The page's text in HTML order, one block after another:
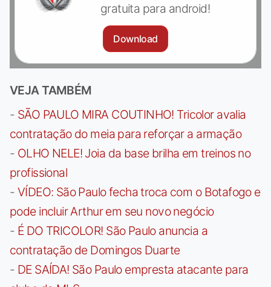
gratuita para android!
Download
VEJA TAMBÉM
- SÃO PAULO MIRA COUTINHO! Tricolor avalia
contratação do meia para reforçar a armação
- OLHO NELE! Joia da base brilha em treinos no
profissional
- VÍDEO: São Paulo fecha troca com o Botafogo e
pode incluir Arthur em seu novo negócio
- É DO TRICOLOR! São Paulo anuncia a
contratação de Domingos Duarte
- DE SAÍDA! São Paulo empresta atacante para